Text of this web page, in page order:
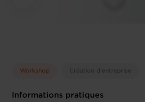
Workshop Création d'entreprise
Informations pratiques